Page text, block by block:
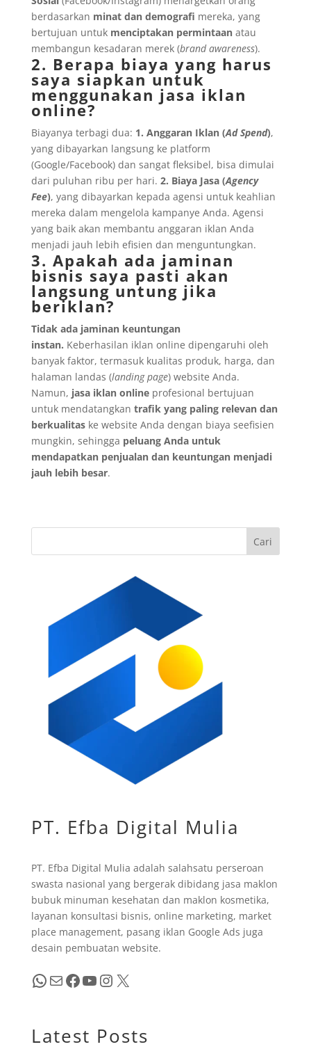
berdasarkan minat dan demografi mereka, yang
bertujuan untuk menciptakan permintaanatau
membangun kesadaran merek (brand awareness).
2. Berapa biaya yang harus
saya siapkan untuk
menggunakan jasa iklan
online?
Biayanya terbagi dua: 1. Anggaran Iklan (Ad Spend),
yang dibayarkan langsung ke platform
(Google/Facebook) dan sangat fleksibel, bisa dimulai
dari puluhan ribu per hari. 2. Biaya Jasa (Agency
Fee), yang dibayarkan kepada agensi untuk keahlian
mereka dalam mengelola kampanye Anda. Agensi
yang baik akan membantu anggaran iklan Anda
menjadi jauh lebih efisien dan menguntungkan.
3. Apakah ada jaminan
bisnis saya pasti akan
langsung untung jika
beriklan?
Tidak ada jaminan keuntungan
instan. Keberhasilan iklan online dipengaruhi oleh
banyak faktor, termasuk kualitas produk, harga, dan
halaman landas (landing page) website Anda.
Namun, jasa iklan onlineprofesional bertujuan
untuk mendatangkan trafik yang paling relevan dan
berkualitaske website Anda dengan biaya seefisien
mungkin, sehingga peluang Anda untuk
mendapatkan penjualan dan keuntungan menjadi
jauh lebih besar.
Cari
PT. Efba Digital Mulia
PT. Efba Digital Mulia adalah salahsatu perseroan
swasta nasional yang bergerak dibidang jasa maklon
bubuk minuman kesehatan dan maklon kosmetika,
layanan konsultasi bisnis, online marketing, market
place management, pasang iklan Google Ads juga
desain pembuatan website.
WhatsApp Mail Facebook YouTube InstagramX
Latest Posts